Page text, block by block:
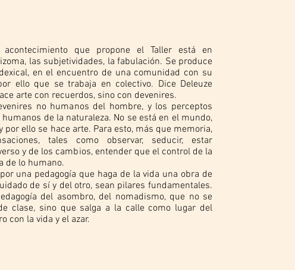
acontecimiento que propone el Taller está en
las subjetividades, la fabulación. Se produce
en el encuentro de una comunidad con su
ello que se trabaja en colectivo. Dice Deleuze
arte con recuerdos, sino con devenires.
no humanos del hombre, y los perceptos
de la naturaleza. No se está en el mundo,
por ello se hace arte. Para esto, más que memoria,
tales como observar, seducir, estar
y de los cambios, entender que el control de la
de lo humano.
una pedagogía que haga de la vida una obra de
de sí y del otro, sean pilares fundamentales.
del asombro, del nomadismo, que no se
clase, sino que salga a la calle como lugar del
con la vida y el azar.